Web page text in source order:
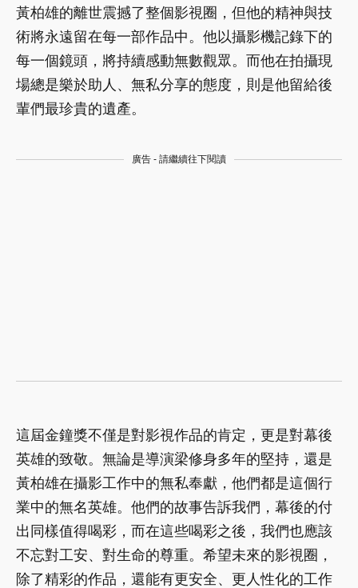
黃柏雄的離世震撼了整個影視圈，但他的精神與技
術將永遠留在每一部作品中。他以攝影機記錄下的
每一個鏡頭，將持續感動無數觀眾。而他在拍攝現
場總是樂於助人、無私分享的態度，則是他留給後
輩們最珍貴的遺產。
廣告 - 請繼續往下閱讀
這屆金鐘獎不僅是對影視作品的肯定，更是對幕後
英雄的致敬。無論是導演梁修身多年的堅持，還是
黃柏雄在攝影工作中的無私奉獻，他們都是這個行
業中的無名英雄。他們的故事告訴我們，幕後的付
出同樣值得喝彩，而在這些喝彩之後，我們也應該
不忘對工安、對生命的尊重。希望未來的影視圈，
除了精彩的作品，還能有更安全、更人性化的工作